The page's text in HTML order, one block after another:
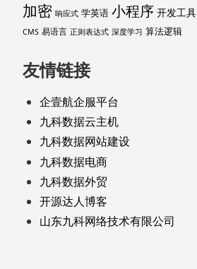
加密 响应式 学英语 小程序 开发工具
CMS 易语言 正则表达式 深度学习 算法逻辑
友情链接
企壹航企服平台
九科数据云主机
九科数据网站建设
九科数据电商
九科数据外贸
开源达人博客
山东九科网络技术有限公司